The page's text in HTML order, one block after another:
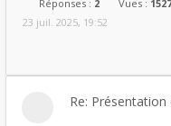
Réponses : 2 Vues :
23 juil. 2025, 19:52
Re: